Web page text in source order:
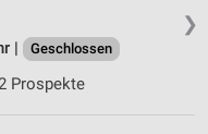
❯
|
Geschlossen
Prospekte